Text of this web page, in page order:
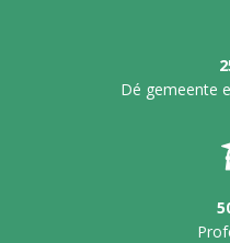
Dé gemeente